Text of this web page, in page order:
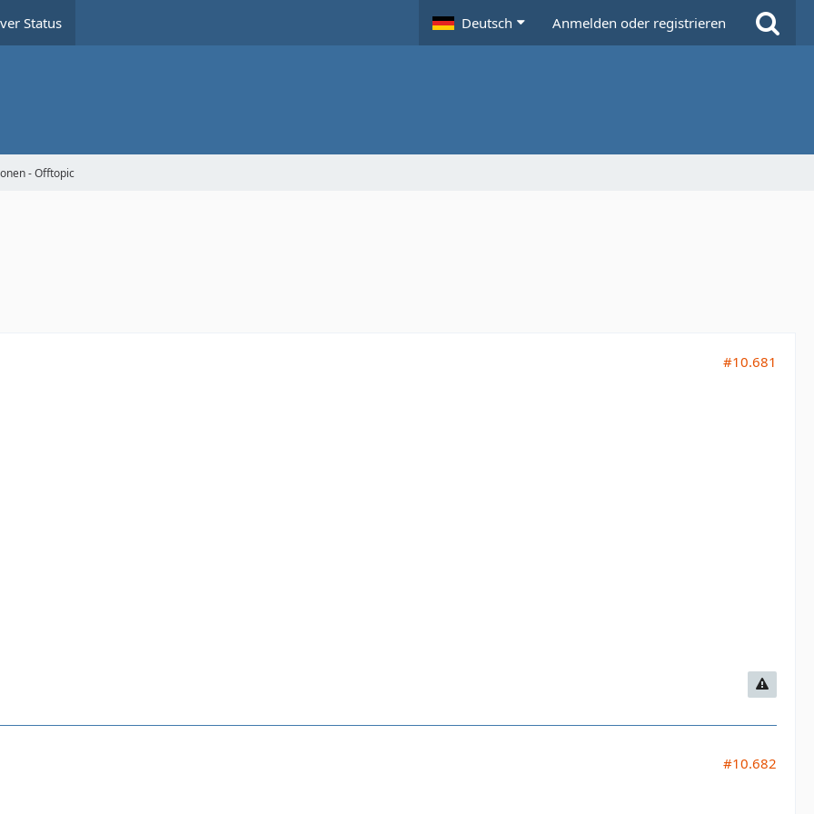
Status Deutsch Anmelden oder registrieren
- Offtopic
#10.681
#10.682